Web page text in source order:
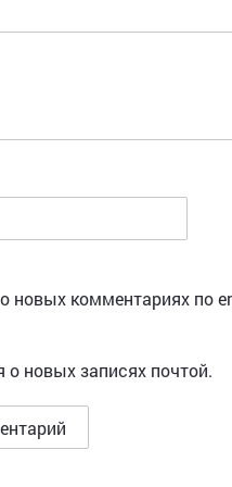
новых комментариях по
новых записях почтой.